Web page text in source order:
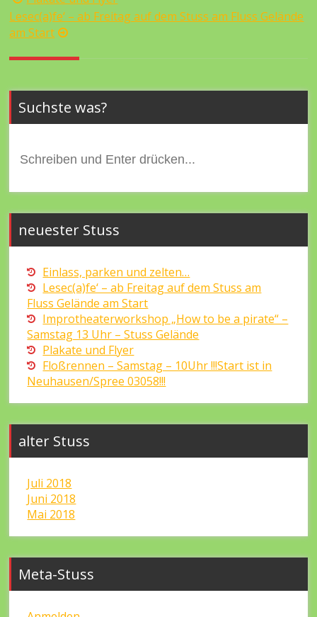
Lesec(a)fe‘ – ab Freitag auf dem Stuss am Fluss Gelände
am Start
Suchste was?
nach:
neuester Stuss
Einlass, parken und zelten…
Lesec(a)fe‘ – ab Freitag auf dem Stuss am
Fluss Gelände am Start
Improtheaterworkshop „How to be a pirate“ –
Samstag 13 Uhr – Stuss Gelände
Plakate und Flyer
Floßrennen – Samstag – 10Uhr !!!Start ist in
Neuhausen/Spree 03058!!!
alter Stuss
Juli 2018
Juni 2018
Mai 2018
Meta-Stuss